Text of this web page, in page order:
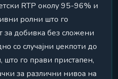
RTP околу 95-96% и
ролни што го
за добивка без сложени
со случајни џекпоти до
го прави пристапен,
за различни нивоа на